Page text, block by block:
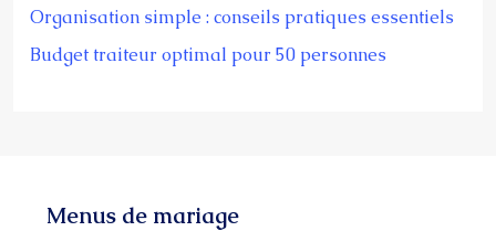
Organisation simple : conseils pratiques essentiels
Budget traiteur optimal pour 50 personnes
Menus de mariage